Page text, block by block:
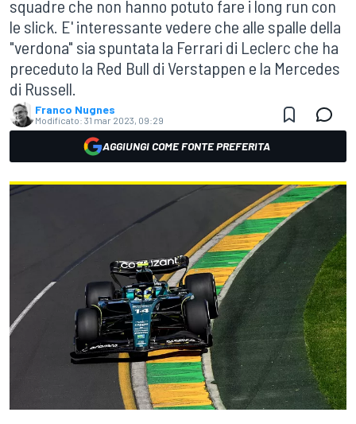
squadre che non hanno potuto fare i long run con
le slick. E' interessante vedere che alle spalle della
"verdona" sia spuntata la Ferrari di Leclerc che ha
preceduto la Red Bull di Verstappen e la Mercedes
di Russell.
Franco Nugnes
Modificato: 31 mar 2023, 09:29
AGGIUNGI COME FONTE PREFERITA